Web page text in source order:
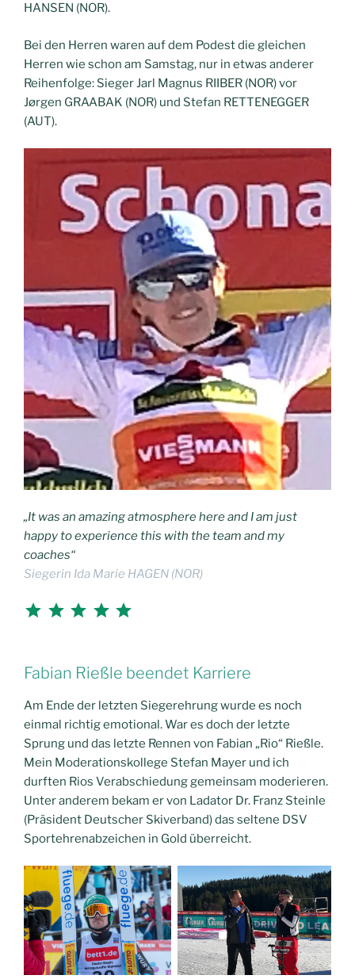
HANSEN (NOR).
Bei den Herren waren auf dem Podest die gleichen
Herren wie schon am Samstag, nur in etwas anderer
Reihenfolge: Sieger Jarl Magnus RIIBER (NOR) vor
Jørgen GRAABAK (NOR) und Stefan RETTENEGGER
(AUT).
„It was an amazing atmosphere here and I am just
happy to experience this with the team and my
coaches“
Siegerin Ida Marie HAGEN (NOR)
Fabian Rießle beendet Karriere
Am Ende der letzten Siegerehrung wurde es noch
einmal richtig emotional. War es doch der letzte
Sprung und das letzte Rennen von Fabian „Rio“ Rießle.
Mein Moderationskollege Stefan Mayer und ich
durften Rios Verabschiedung gemeinsam moderieren.
Unter anderem bekam er von Ladator Dr. Franz Steinle
(Präsident Deutscher Skiverband) das seltene DSV
Sportehrenabzeichen in Gold überreicht.